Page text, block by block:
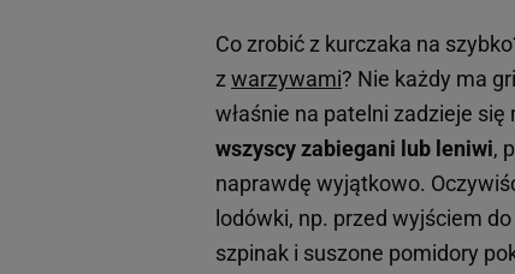
Co zrobić z kurczaka na
zwarzywami? Nie każdy ma
właśnie na patelni zadzieje się
wszyscy zabiegani lub leniwi,
naprawdę wyjątkowo.
lodówki, np. przed wyjściem
szpinak i suszone pomidory